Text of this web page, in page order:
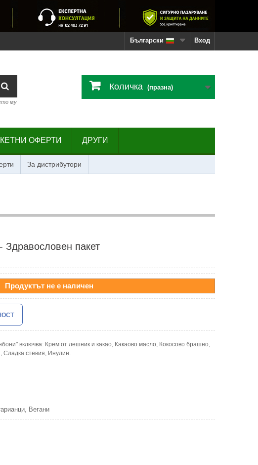
Вход
Български
му
Количка (празна)
ОФЕРТИ ДРУГИ
За дистрибутори
Здравословен пакет
Продуктът не е наличен
включва: Крем от лешник и какао, Какаово масло, Кокосово брашно,
стевия, Инулин.
Вегани